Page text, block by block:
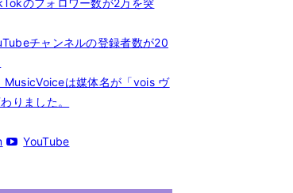
のフォロワー数が2万を突
チャンネルの登録者数が20
は媒体名が「vois ヴ
りました。
YouTube